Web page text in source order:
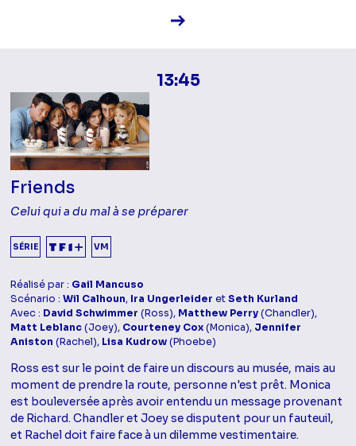
Voir la fiche diffusion
13:45
Friends
Celui qui a du mal à se préparer
SÉRIE VM
Réalisé par : Gail Mancuso
Scénario :Wil Calhoun, Ira Ungerleider etSeth Kurland
Avec : David Schwimmer (Ross), Matthew Perry(Chandler),
Matt Leblanc(Joey), Courteney Cox(Monica), Jennifer
Aniston (Rachel), Lisa Kudrow(Phoebe)
Ross est sur le point de faire un discours au musée, mais au
moment de prendre la route, personne n'est prêt. Monica
est bouleversée après avoir entendu un message provenant
de Richard. Chandler et Joey se disputent pour un fauteuil,
et Rachel doit faire face à un dilemme vestimentaire.